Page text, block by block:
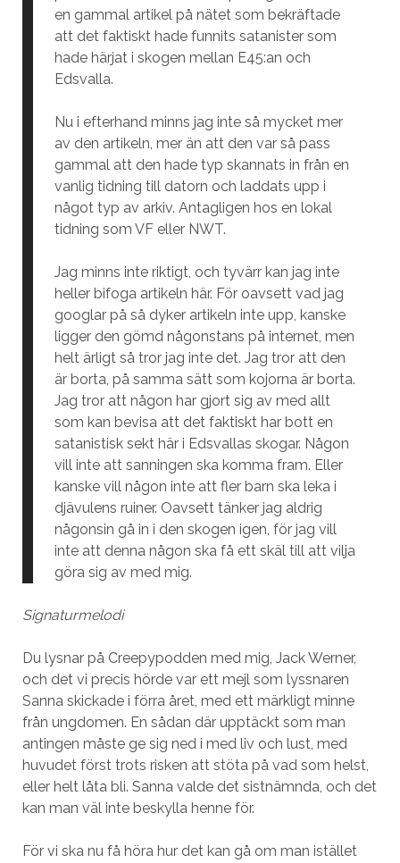
en gammal artikel på nätet som bekräftade
att det faktiskt hade funnits satanister som
hade härjat i skogen mellan E45:an och
Edsvalla.
Nu i efterhand minns jag inte så mycket mer
av den artikeln, mer än att den var så pass
gammal att den hade typ skannats in från en
vanlig tidning till datorn och laddats upp i
något typ av arkiv. Antagligen hos en lokal
tidning som VF eller NWT.
Jag minns inte riktigt, och tyvärr kan jag inte
heller bifoga artikeln här. För oavsett vad jag
googlar på så dyker artikeln inte upp, kanske
ligger den gömd någonstans på internet, men
helt ärligt så tror jag inte det. Jag tror att den
är borta, på samma sätt som kojorna är borta.
Jag tror att någon har gjort sig av med allt
som kan bevisa att det faktiskt har bott en
satanistisk sekt här i Edsvallas skogar. Någon
vill inte att sanningen ska komma fram. Eller
kanske vill någon inte att fler barn ska leka i
djävulens ruiner. Oavsett tänker jag aldrig
någonsin gå in i den skogen igen, för jag vill
inte att denna någon ska få ett skäl till att vilja
göra sig av med mig.
Signaturmelodi
Du lysnar på Creepypodden med mig, Jack Werner,
och det vi precis hörde var ett mejl som lyssnaren
Sanna skickade i förra året, med ett märkligt minne
från ungdomen. En sådan där upptäckt som man
antingen måste ge sig ned i med liv och lust, med
huvudet först trots risken att stöta på vad som helst,
eller helt låta bli. Sanna valde det sistnämnda, och det
kan man väl inte beskylla henne för.
För vi ska nu få höra hur det kan gå om man istället